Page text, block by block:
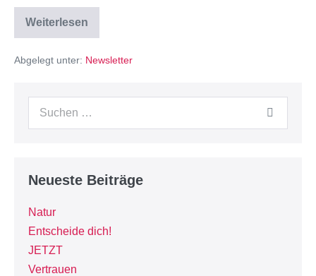
Weiterlesen
Abgelegt unter: Newsletter
Neueste Beiträge
Natur
Entscheide dich!
JETZT
Vertrauen